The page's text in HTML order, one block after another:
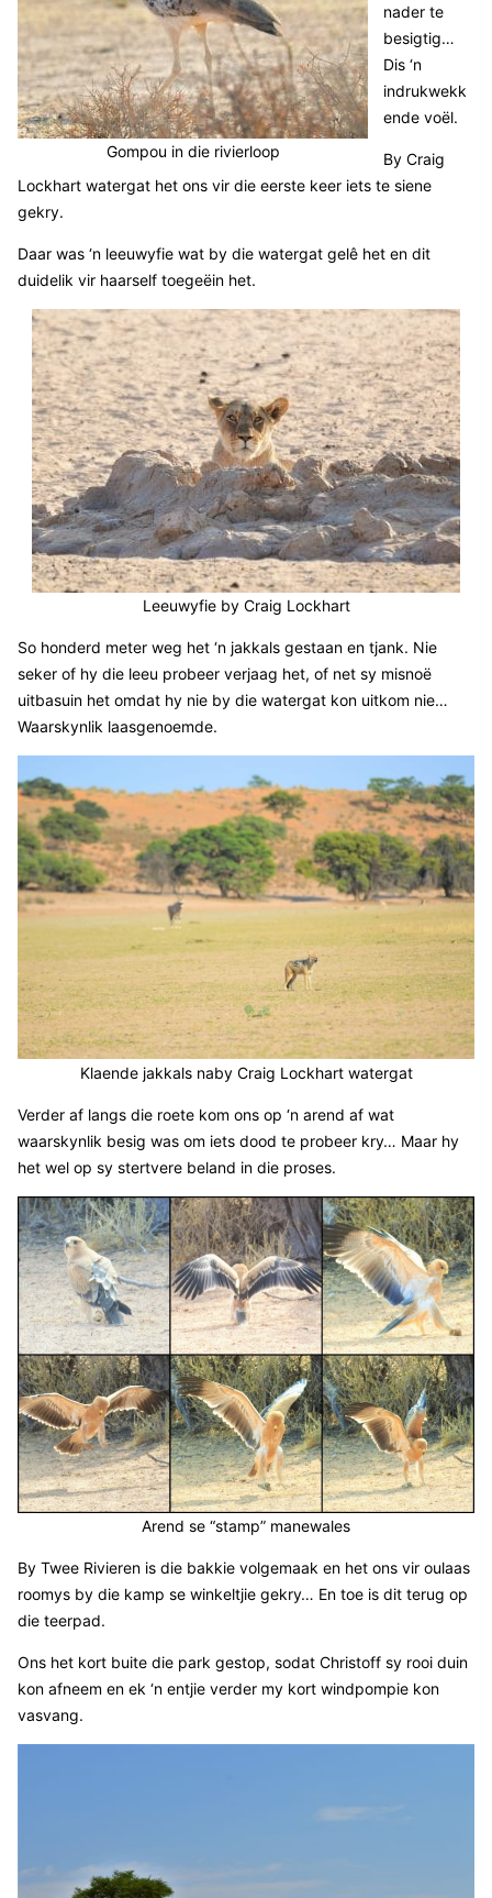
Gompou in die rivierloop
nader te
besigtig…
Dis ‘n
indrukwekk
ende voël.
By Craig
Lockhart watergat het ons vir die eerste keer iets te siene
gekry.
Daar was ‘n leeuwyfie wat by die watergat gelê het en dit
duidelik vir haarself toegeëin het.
Leeuwyfie by Craig Lockhart
So honderd meter weg het ‘n jakkals gestaan en tjank. Nie
seker of hy die leeu probeer verjaag het, of net sy misnoë
uitbasuin het omdat hy nie by die watergat kon uitkom nie…
Waarskynlik laasgenoemde.
Klaende jakkals naby Craig Lockhart watergat
Verder af langs die roete kom ons op ‘n arend af wat
waarskynlik besig was om iets dood te probeer kry… Maar hy
het wel op sy stertvere beland in die proses.
Arend se “stamp” manewales
By Twee Rivieren is die bakkie volgemaak en het ons vir oulaas
roomys by die kamp se winkeltjie gekry… En toe is dit terug op
die teerpad.
Ons het kort buite die park gestop, sodat Christoff sy rooi duin
kon afneem en ek ‘n entjie verder my kort windpompie kon
vasvang.